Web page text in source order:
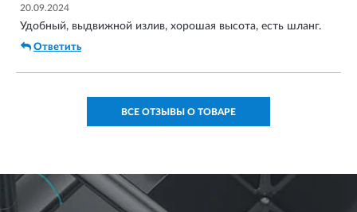
20.09.2024
Удобный, выдвижной излив, хорошая высота, есть шланг.
Ответить
ВСЕ ОТЗЫВЫ О ТОВАРЕ